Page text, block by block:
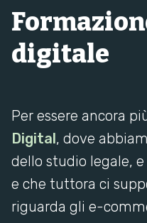
digitale
Per essere ancora
Digital, dove
dello studio legale,
e che tuttora ci
riguarda gli e-